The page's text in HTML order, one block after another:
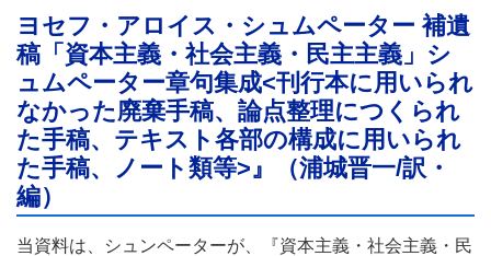
ヨセフ・アロイス・シュムペーター 補遺
稿「資本主義・社会主義・民主主義」シ
ュムペーター章句集成<刊行本に用いられ
なかった廃棄手稿、論点整理につくられ
た手稿、テキスト各部の構成に用いられ
た手稿、ノート類等>』（浦城晋一/訳・
編）
当資料は、シュンペーターが、『資本主義・社会主義・民